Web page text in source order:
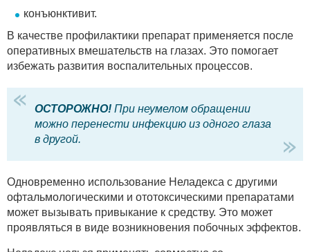
конъюнктивит.
В качестве профилактики препарат применяется после
оперативных вмешательств на глазах. Это помогает
избежать развития воспалительных процессов.
ОСТОРОЖНО! При неумелом обращении
можно перенести инфекцию из одного глаза
в другой.
Одновременно использование Неладекса с другими
офтальмологическими и ототоксическими препаратами
может вызывать привыкание к средству. Это может
проявляться в виде возникновения побочных эффектов.